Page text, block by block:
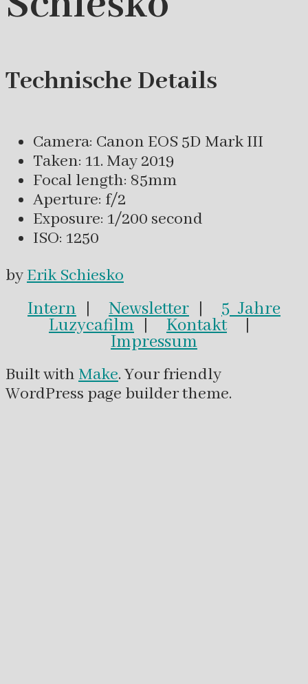
Technische Details
Camera: Canon EOS 5D Mark III
Taken: 11. May 2019
Focal length: 85mm
Aperture: f/2
Exposure: 1/200 second
ISO: 1250
byErik Schiesko
Intern | Newsletter | 5 Jahre
Luzycafilm | Kontakt|
Impressum
Built withMake. Your friendly
WordPress page builder theme.